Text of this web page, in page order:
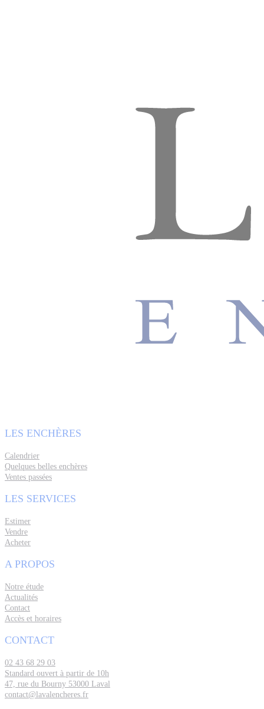
LES ENCHÈRES
Calendrier
Quelques belles enchères
Ventes passées
LES SERVICES
Estimer
Vendre
Acheter
A PROPOS
Notre étude
Actualités
Contact
Accès et horaires
CONTACT
02 43 68 29 03
Standard ouvert à partir de 10h
47, rue du Bourny 53000 Laval
contact@lavalencheres.fr